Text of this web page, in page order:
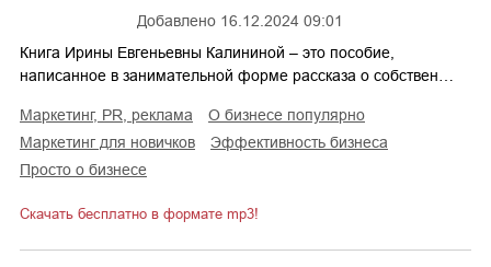
Добавлено 16.12.2024 09:01
Книга Ирины Евгеньевны Калининой – это пособие,
написанное в занимательной форме рассказа о собствен…
маркетинг, PR, реклама
о бизнесе популярно
маркетинг для новичков
эффективность бизнеса
просто о бизнесе
Скачать бесплатно в формате mp3!